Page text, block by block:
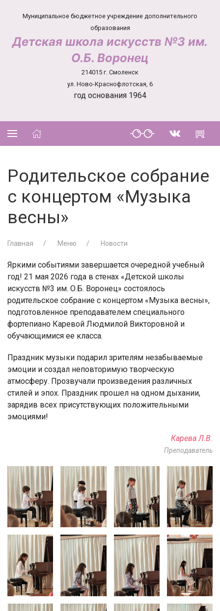
Муниципальное бюджетное учреждение дополнительного
образования
Детская школа искусств №3 им.
О.Б. Воронец
214015 г. Смоленск
ул. Ново-Краснофлотская, 6
год основания 1964
Родительское собрание
с концертом «Музыка
весны»
Главная Меню Новости
Яркими событиями завершается очередной учебный
год! 21 мая 2026 года в стенах «Детской школы
искусств №3 им. О.Б. Воронец» состоялось
родительское собрание с концертом «Музыка весны»,
подготовленное преподавателем специального
фортепиано Каревой Людмилой Викторовной и
обучающимися ее класса.
Праздник музыки подарил зрителям незабываемые
эмоции и создал неповторимую творческую
атмосферу. Прозвучали произведения различных
стилей и эпох. Праздник прошел на одном дыхании,
зарядив всех присутствующих положительными
эмоциями!
Карева Л.В.
Преподаватель